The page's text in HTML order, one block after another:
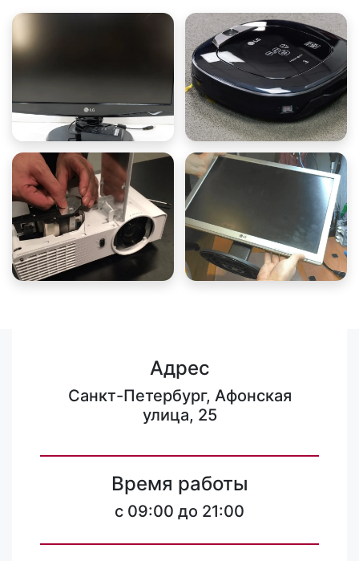
Адрес
Санкт-Петербург, Афонская
улица, 25
Время работы
c 09:00 до 21:00